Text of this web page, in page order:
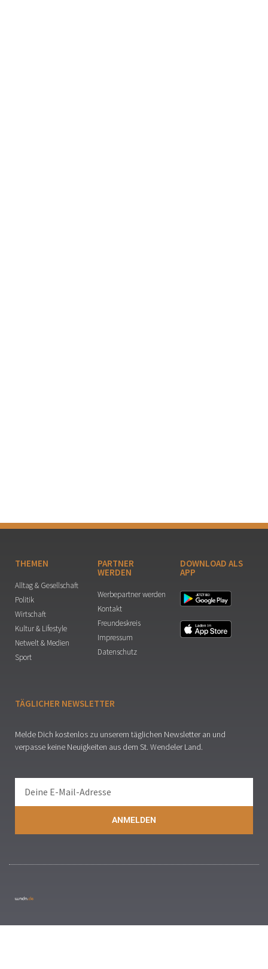
THEMEN
Alltag & Gesellschaft
Politik
Wirtschaft
Kultur & Lifestyle
Netwelt & Medien
Sport
PARTNER
WERDEN
Werbepartner werden
Kontakt
Freundeskreis
Impressum
Datenschutz
DOWNLOAD ALS
APP
TÄGLICHER NEWSLETTER
Melde Dich kostenlos zu unserem täglichen Newsletter an und
verpasse keine Neuigkeiten aus dem St. Wendeler Land.
ANMELDEN